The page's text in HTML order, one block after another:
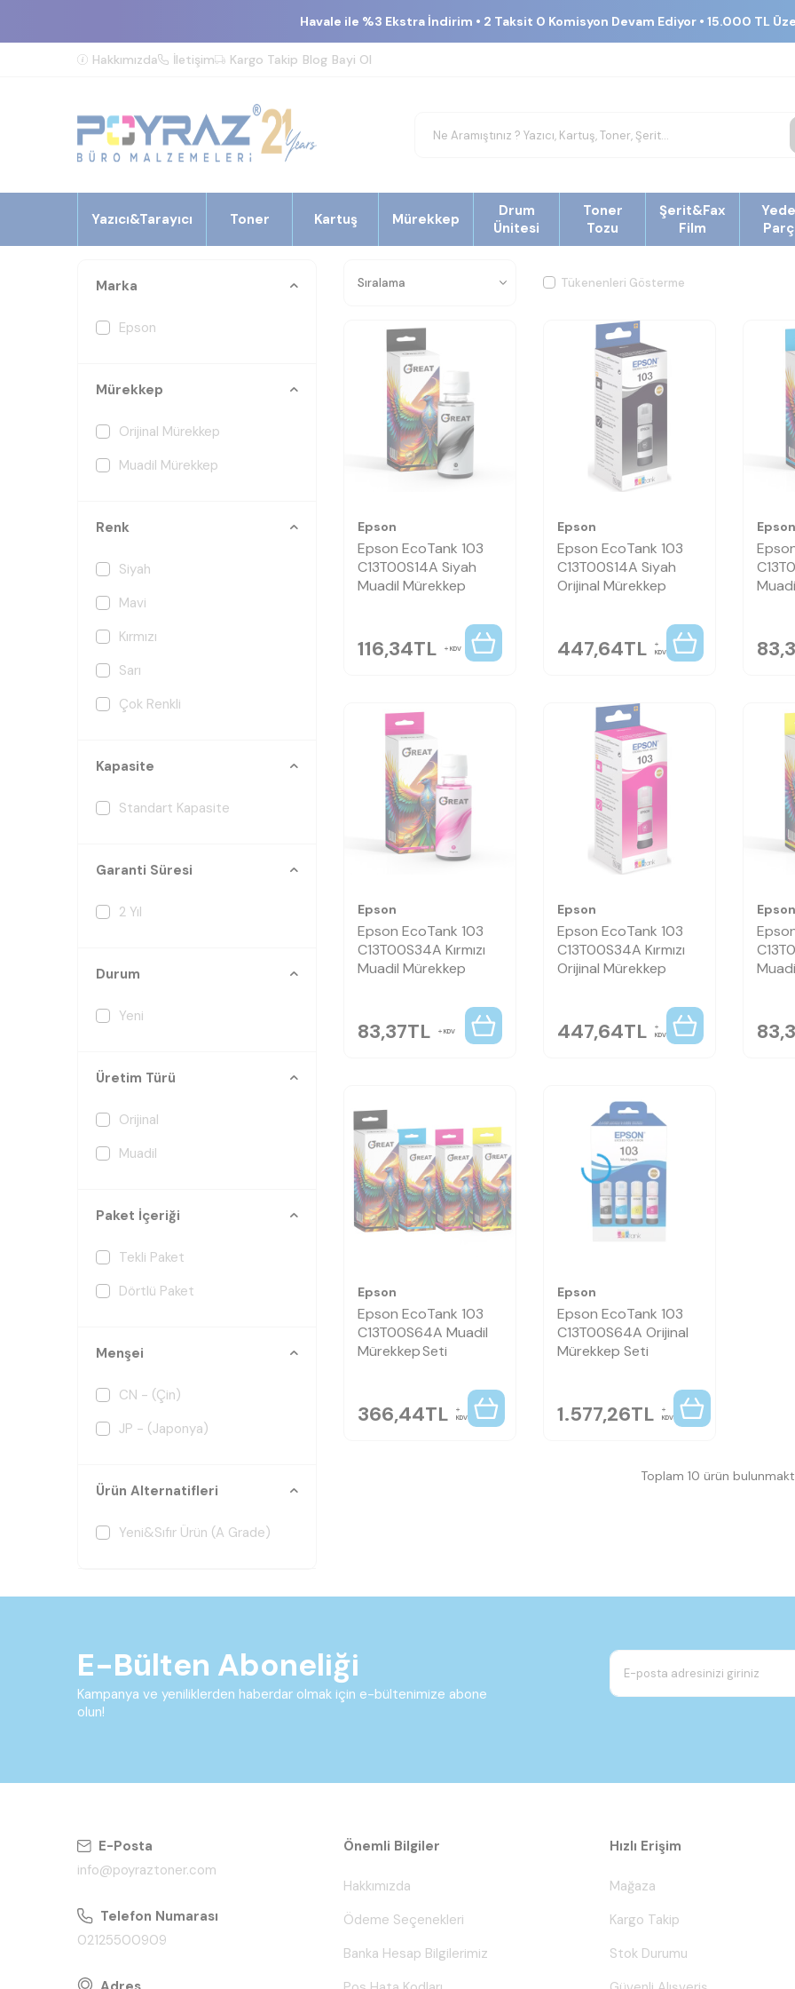
Havale ile %3 Ekstra İndirim • 2 Taksit 0 Komisyon Devam Ediyor • 15.000 TL
Hakkımızda İletişim Kargo Takip Blog Bayi Ol
Yazıcı&Tarayıcı Toner Kartuş Mürekkep
Drum
Ünitesi
Toner
Tozu
Şerit&Fax
Film
Marka
Epson
Mürekkep
Orijinal Mürekkep
Muadil Mürekkep
Renk
Siyah
Mavi
Kırmızı
Sarı
Çok Renkli
Kapasite
Standart Kapasite
Garanti Süresi
2 Yıl
Durum
Yeni
Üretim Türü
Orijinal
Muadil
Paket İçeriği
Tekli Paket
Dörtlü Paket
Menşei
CN - (Çin)
JP - (Japonya)
Ürün Alternatifleri
Yeni&Sıfır Ürün (A Grade)
Tükenenleri Gösterme
Epson
Epson EcoTank 103
C13T00S14A Siyah
Muadil Mürekkep
116,34TL KDV
Epson
Epson EcoTank 103
C13T00S14A Siyah
Orijinal Mürekkep
447,64TL KDV
Epson
Epson
Epson EcoTank 103
C13T00S34A Kırmızı
Muadil Mürekkep
83,37TL KDV
Epson
Epson EcoTank 103
C13T00S34A Kırmızı
Orijinal Mürekkep
447,64TL KDV
Epson
Epson
Epson EcoTank 103
C13T00S64A Muadil
Mürekkep Seti
366,44TL KDV
Epson
Epson EcoTank 103
C13T00S64A Orijinal
Mürekkep Seti
1.577,26TL KDV
Toplam 10 ürün
E-Bülten Aboneliği
Kampanya ve yeniliklerden haberdar olmak için e-bültenimize abone
olun!
E-Posta
info@poyraztoner.com
Telefon Numarası
02125500909
Önemli Bilgiler
Hakkımızda
Ödeme Seçenekleri
Banka Hesap Bilgilerimiz
Hızlı Erişim
Mağaza
Kargo Takip
Stok Durumu